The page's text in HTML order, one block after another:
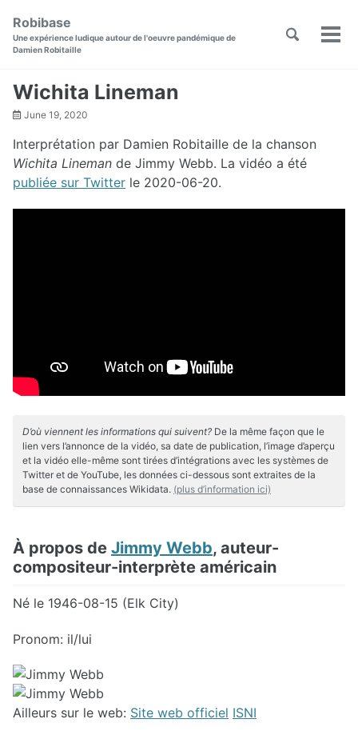
Skip
primary
content
footer
Robibase
Une expérience ludique autour de l'oeuvre pandémique de
Damien Robitaille
Toggle
Wichita Lineman
June 19, 2020
Interprétation par Damien Robitaille de la chanson
Wichita Lineman de Jimmy Webb. La vidéo a été
publiée sur Twitter le 2020-06-20.
D’où viennent les informations qui suivent? De la même façon que le
lien vers l’annonce de la vidéo, sa date de publication, l’image d’aperçu
et la vidéo elle-même sont tirées d’intégrations avec les systèmes de
Twitter et de YouTube, les données ci-dessous sont extraites de la
base de connaissances Wikidata. (plus d’information ici)
À propos de Jimmy Webb, auteur-
compositeur-interprète américain
Né le 1946-08-15 (Elk City)
Pronom: il/lui
Ailleurs sur le web: Site web officiel ISNI